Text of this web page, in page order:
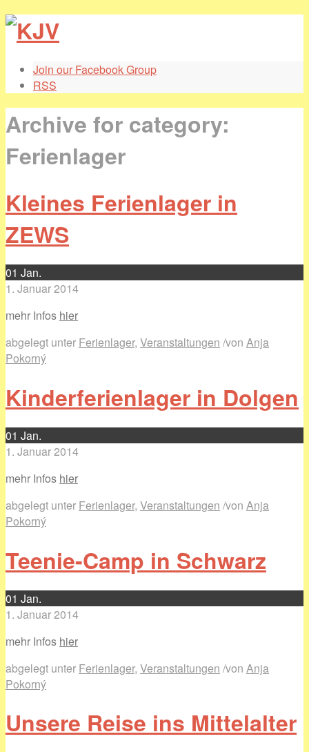
Join our Facebook Group
RSS
Archive for category:
Ferienlager
Kleines Ferienlager in
ZEWS
01 Jan.
1. Januar 2014
mehr Infos hier
abgelegt unter Ferienlager, Veranstaltungen /von Anja
Pokorný
Kinderferienlager in Dolgen
01 Jan.
1. Januar 2014
mehr Infos hier
abgelegt unter Ferienlager, Veranstaltungen /von Anja
Pokorný
Teenie-Camp in Schwarz
01 Jan.
1. Januar 2014
mehr Infos hier
abgelegt unter Ferienlager, Veranstaltungen /von Anja
Pokorný
Unsere Reise ins Mittelalter